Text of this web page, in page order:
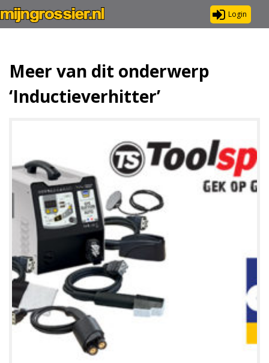
Login
Meer van dit onderwerp
‘Inductieverhitter’